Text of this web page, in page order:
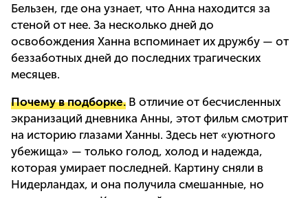
Бельзен, где она узнает, что Анна находится за
стеной от нее. За несколько дней до
освобождения Ханна вспоминает их дружбу — от
беззаботных дней до последних трагических
месяцев.
Почему в подборке. В отличие от бесчисленных
экранизаций дневника Анны, этот фильм смотрит
на историю глазами Ханны. Здесь нет «уютного
убежища» — только голод, холод и надежда,
которая умирает последней. Картину сняли в
Нидерландах, и она получила смешанные, но